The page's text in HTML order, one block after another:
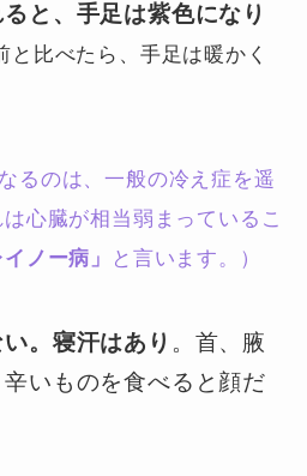
と、手足は紫色になり
と比べたら、手足は暖かく
るのは、一般の冷え症を遥
は心臓が相当弱まっているこ
イノー病」 と言います。）
。寝汗はあり 。首、腋
いものを食べると顔だ